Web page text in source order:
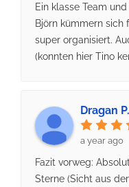
Ein klasse Team
Björn kümmern sich
super organisiert.
(konnten hier Tino
mit Wildbret, jeder
Laune nach Hause
kommende
Dragan P.
a year ago
Fazit vorweg:
Sterne (Sicht aus